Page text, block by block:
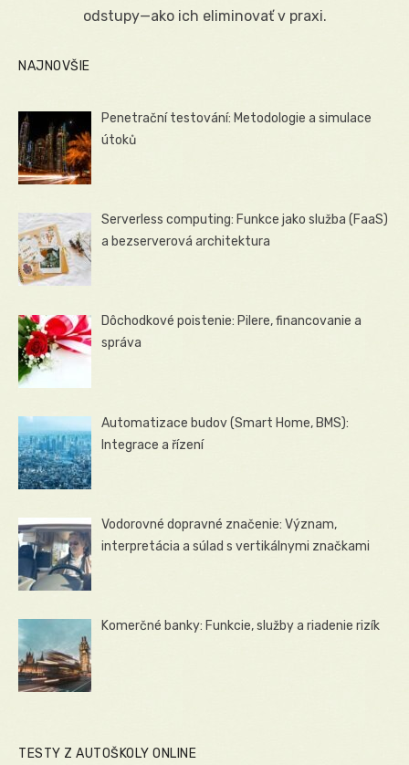
odstupy—ako ich eliminovať v praxi.
NAJNOVŠIE
Penetrační testování: Metodologie a simulace
útoků
Serverless computing: Funkce jako služba (FaaS)
a bezserverová architektura
Dôchodkové poistenie: Pilere, financovanie a
správa
Automatizace budov (Smart Home, BMS):
Integrace a řízení
Vodorovné dopravné značenie: Význam,
interpretácia a súlad s vertikálnymi značkami
Komerčné banky: Funkcie, služby a riadenie rizík
TESTY Z AUTOŠKOLY ONLINE